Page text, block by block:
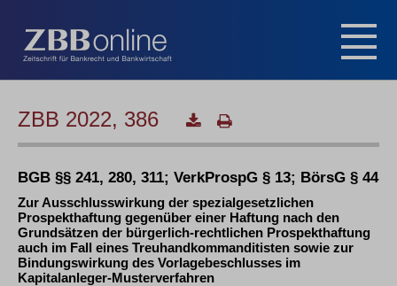
ZBB 2022, 386
BGB §§ 241, 280, 311; VerkProspG § 13; BörsG § 44
Zur Ausschlusswirkung der spezialgesetzlichen
Prospekthaftung gegenüber einer Haftung nach den
Grundsätzen der bürgerlich-rechtlichen Prospekthaftung
auch im Fall eines Treuhandkommanditisten sowie zur
Bindungswirkung des Vorlagebeschlusses im
Kapitalanleger-Musterverfahren